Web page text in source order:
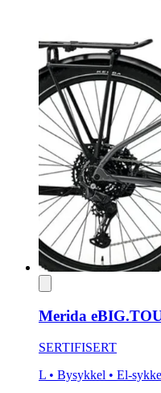
Merida
SERTIFISERT
L • Bysykkel • El-